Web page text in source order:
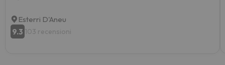
Esterri D'Aneu
9.3 103 recensioni